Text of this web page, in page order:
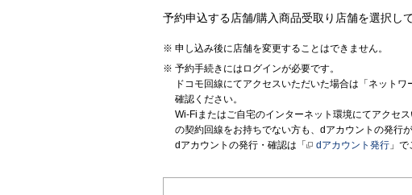
予約申込する店舗/購入商品受取り店舗を選択し
申し込み後に店舗を変更することはできません。
予約手続きにはログインが必要です。
ドコモ回線にてアクセスいただいた場合は「ネット
確認ください。
Wi-Fiまたはご自宅のインターネット環境にてアクセ
の契約回線をお持ちでない方も、dアカウントの発行が
dアカウントの発行・確認は「
dアカウント発行 」